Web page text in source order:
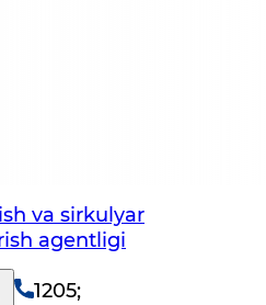
va sirkulyar
agentligi
1205;